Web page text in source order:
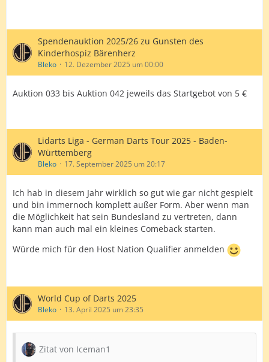
Spendenauktion 2025/26 zu Gunsten des
Kinderhospiz Bärenherz
Bleko 12. Dezember 2025 um 00:00
Auktion 033 bis Auktion 042 jeweils das Startgebot von 5 €
Lidarts Liga - German Darts Tour 2025 - Baden-
Württemberg
Bleko 17. September 2025 um 20:17
Ich hab in diesem Jahr wirklich so gut wie gar nicht gespielt
und bin immernoch komplett außer Form. Aber wenn man
die Möglichkeit hat sein Bundesland zu vertreten, dann
kann man auch mal ein kleines Comeback starten.
Würde mich für den Host Nation Qualifier anmelden
World Cup of Darts 2025
Bleko 13. April 2025 um 23:35
Zitat von Iceman1